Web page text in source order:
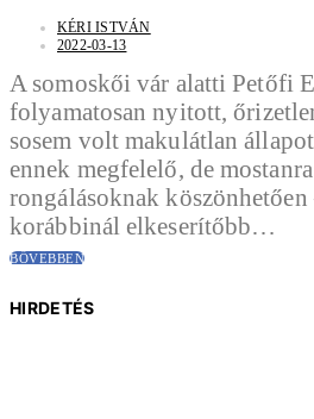
KÉRI ISTVÁN
2022-03-13
A somoskői vár alatti Petőfi
folyamatosan nyitott,
sosem volt makulátlan
ennek megfelelő, de
rongálásoknak köszönhetően
korábbinál elkeserítőbb…
BŐVEBBEN
HIRDETÉS